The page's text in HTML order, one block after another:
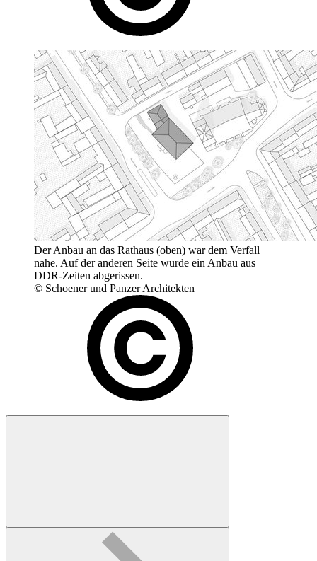
Der Anbau an das Rathaus (oben) war dem Verfall
nahe. Auf der anderen Seite wurde ein Anbau aus
DDR-Zeiten abgerissen.
© Schoener und Panzer Architekten